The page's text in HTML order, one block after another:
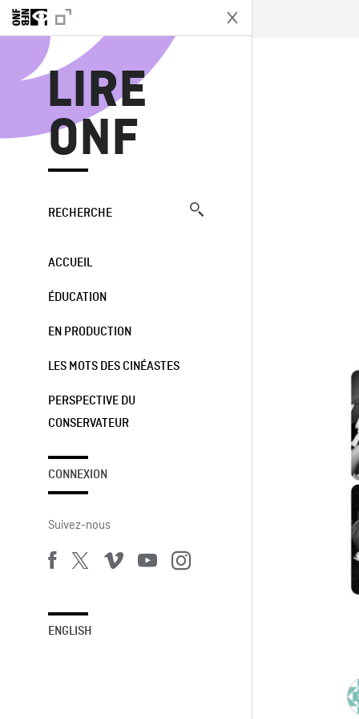
LIRE
ONF
RECHERCHE
ACCUEIL
ÉDUCATION
EN PRODUCTION
LES MOTS DES CINÉASTES
PERSPECTIVE DU
CONSERVATEUR
CONNEXION
Suivez-nous
ENGLISH